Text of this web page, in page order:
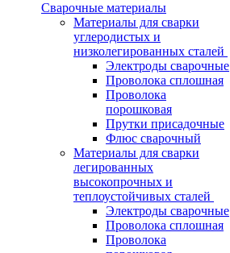
Сварочные материалы
Материалы для сварки
углеродистых и
низколегированных сталей
Электроды сварочные
Проволока сплошная
Проволока
порошковая
Прутки присадочные
Флюс сварочный
Материалы для сварки
легированных
высокопрочных и
теплоустойчивых сталей
Электроды сварочные
Проволока сплошная
Проволока